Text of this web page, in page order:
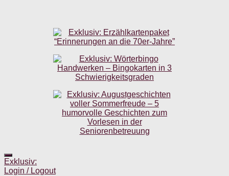
Exklusiv:
Login / Logout